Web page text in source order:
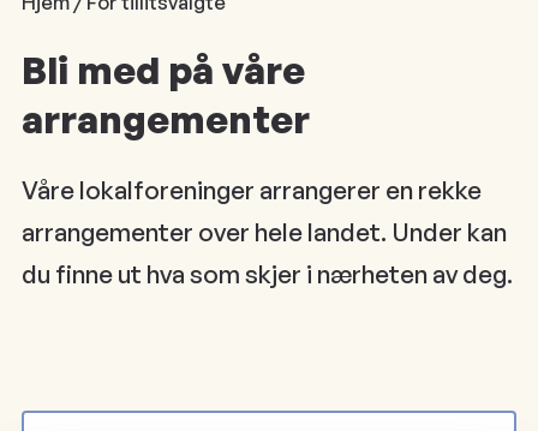
Bli med på våre
arrangementer
Våre lokalforeninger arrangerer en rekke
arrangementer over hele landet. Under kan
du finne ut hva som skjer i nærheten av deg.